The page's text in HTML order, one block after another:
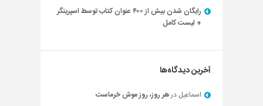
رایگان شدن بیش از ۴۰۰ عنوان کتاب توسط اسپرینگر
+ لیست کامل
آخرین دیدگاه‌ها
اسماعیل درهر روز، روز موش خرماست